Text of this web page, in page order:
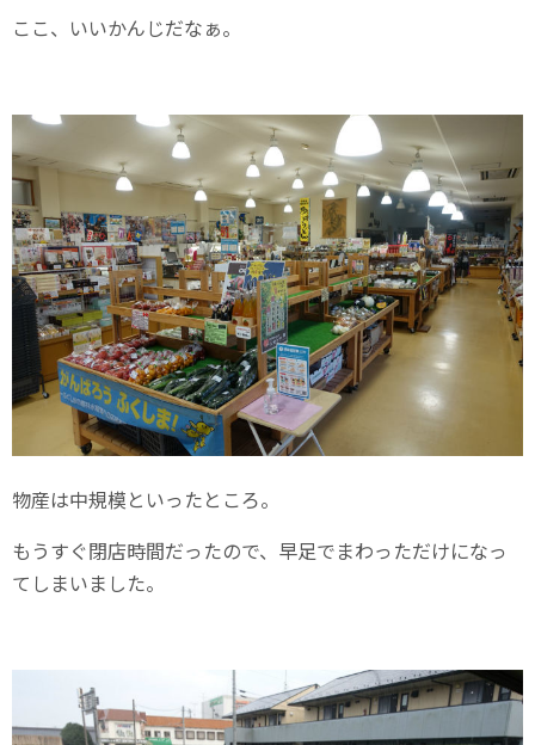
ここ、いいかんじだなぁ。
物産は中規模といったところ。
もうすぐ閉店時間だったので、早足でまわっただけになっ
てしまいました。